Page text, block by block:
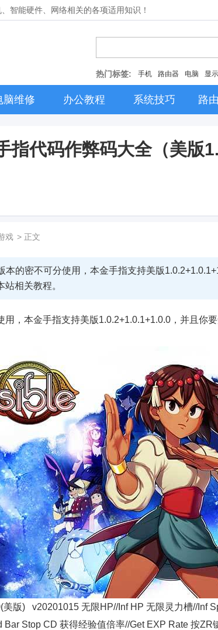
智能硬件、网络相关的各项适用知识！
热门标签: 手机 路由器 电脑 显
脑维修 办公教程 系统技巧 路
代码作弊码大全（美版
戏 > 正文
的密不可分使用，本金手指支持美版
相关教程。
，本金手指支持美版1.0.2+1.0.1+1.0.0，并且你
版) v20201015 无限HP//Inf HP 无限灵力槽//Inf
Stop CD 获得经验值倍率//Get EXP Rate 按